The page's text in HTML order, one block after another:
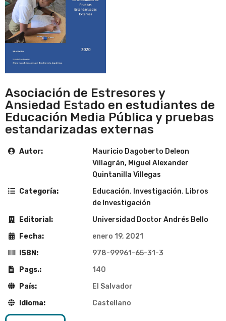
Asociación de Estresores y
Ansiedad Estado en estudiantes de
Educación Media Pública y pruebas
estandarizadas externas
Autor:
Mauricio Dagoberto Deleon
Villagrán, Miguel Alexander
Quintanilla Villegas
Categoría:
Educación, Investigación, Libros
de Investigación
Editorial:
Universidad Doctor Andrés Bello
Fecha:
enero 19, 2021
ISBN:
978-99961-65-31-3
Pags.:
140
País:
El Salvador
Idioma:
Castellano